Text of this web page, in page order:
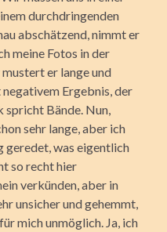
durchdringenden
abschätzend, nimmt er
meine Fotos in der
er lange und
Ergebnis, der
spricht Bände. Nun,
sehr lange, aber ich
geredet, was eigentlich
so recht hier
verkünden, aber in
unsicher und gehemmt,
mich unmöglich. Ja, ich